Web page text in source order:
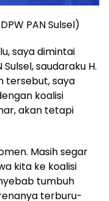
PAN Sulsel)
saya dimintai
saudaraku H.
tersebut, saya
koalisi
akan tetapi
Masih segar
kita ke koalisi
tumbuh
terburu-